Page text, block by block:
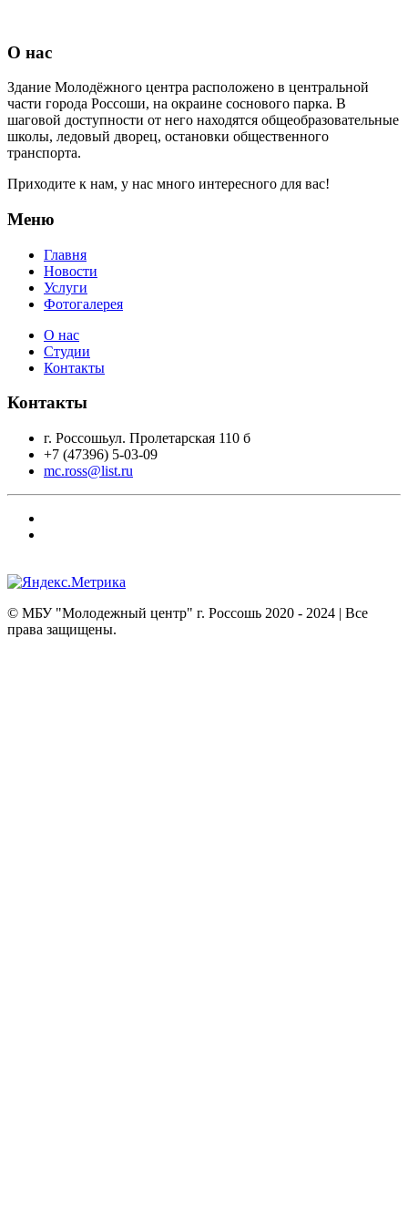
О нас
Здание Молодёжного центра расположено в центральной
части города Россоши, на окраине соснового парка. В
шаговой доступности от него находятся общеобразовательные
школы, ледовый дворец, остановки общественного
транспорта.
Приходите к нам, у нас много интересного для вас!
Меню
Главня
Новости
Услуги
Фотогалерея
О нас
Студии
Контакты
Контакты
г. Россошьул. Пролетарская 110 б
+7 (47396) 5-03-09
mc.ross@list.ru
© МБУ "Молодежный центр" г. Россошь 2020 - 2024 | Все
права защищены.